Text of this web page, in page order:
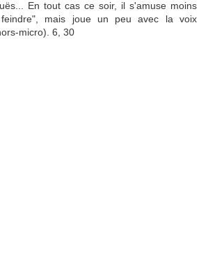
En tout cas ce soir, il s'amuse moins
mais joue un peu avec la voix
micro). 6, 30